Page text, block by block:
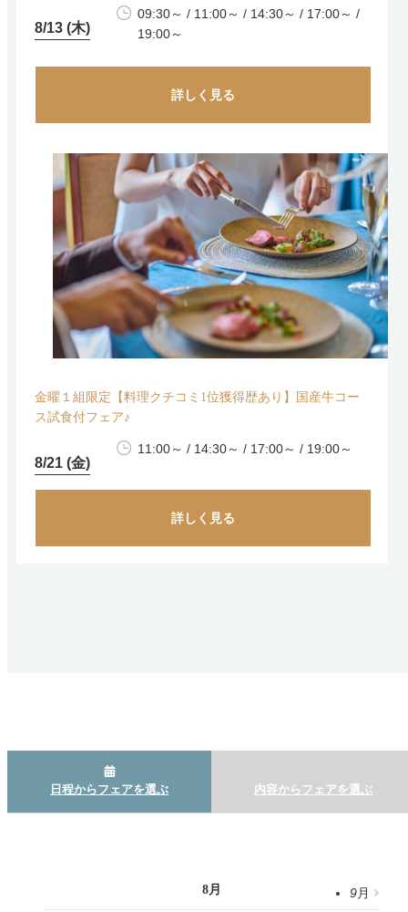
8/13 (木)
09:30～ / 11:00～ / 14:30～ / 17:00～ /
19:00～
詳しく見る
金曜１組限定【料理クチコミ1位獲得歴あり】国産牛コー
ス試食付フェア♪
8/21 (金)
11:00～ / 14:30～ / 17:00～ / 19:00～
詳しく見る
日程からフェアを選ぶ 内容からフェアを選ぶ
8月 9月